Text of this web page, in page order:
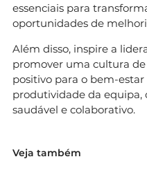
essenciais para
oportunidades de
Além disso, inspire a
promover uma cultura
positivo para o bem-
produtividade da
saudável e colaborativo.
Veja também